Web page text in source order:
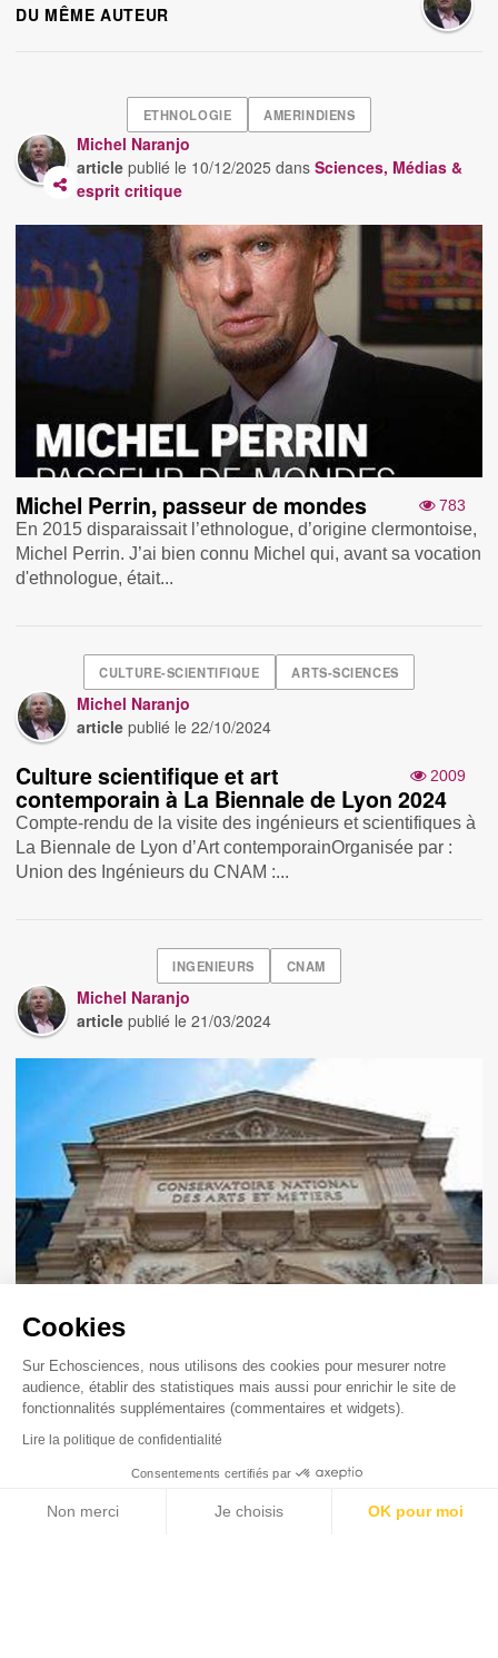
Cookies
Sur Echosciences, nous utilisons des cookies pour mesurer notre
audience, établir des statistiques mais aussi pour enrichir le site de
fonctionnalités supplémentaires (commentaires et widgets).
Lire la politique de confidentialité
Consentements certifiés par
Non merci Je choisis OK pour moi
DU MÊME AUTEUR
ETHNOLOGIE AMERINDIENS
Michel Naranjo
article publié le 10/12/2025 dansSciences, Médias &
esprit critique
783
Michel Perrin, passeur de mondes
En 2015 disparaissait l’ethnologue, d’origine clermontoise,
Michel Perrin. J’ai bien connu Michel qui, avant sa vocation
d'ethnologue, était...
CULTURE-SCIENTIFIQUE ARTS-SCIENCES
Michel Naranjo
article publié le22/10/2024
2009
Culture scientifique et art
contemporain à La Biennale de Lyon 2024
Compte-rendu de la visite des ingénieurs et scientifiques à
La Biennale de Lyon d’Art contemporainOrganisée par :
Union des Ingénieurs du CNAM :...
INGENIEURS CNAM
Michel Naranjo
article publié le21/03/2024
« De la genèse jusqu’au début du
XXIème siècle, le CNAM a été porté très haut
par de brillantes personnalités »
Vous pouvez contribuer à enrichir la publication ci-
jointe: Centième anniversaire du premier diplôme